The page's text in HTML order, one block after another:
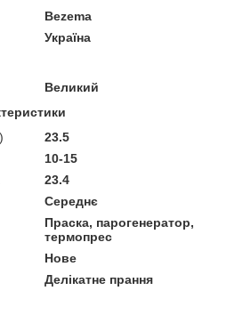
Bezema
Україна
Великий
23.5
10-15
23.4
Середнє
Праска, парогенератор,
термопрес
Нове
Делікатне прання